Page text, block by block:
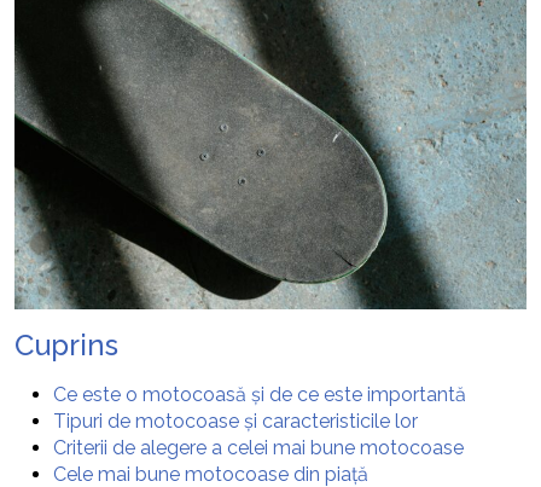
Cuprins
Ce este o motocoasă și de ce este importantă
Tipuri de motocoase și caracteristicile lor
Criterii de alegere a celei mai bune motocoase
Cele mai bune motocoase din piață